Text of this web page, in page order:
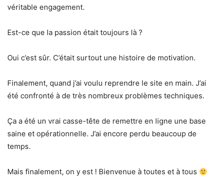
véritable engagement.
Est-ce que la passion était toujours là ?
Oui c’est sûr. C’était surtout une histoire de motivation.
Finalement, quand j’ai voulu reprendre le site en main. J’ai
été confronté à de très nombreux problèmes techniques.
Ça a été un vrai casse-tête de remettre en ligne une base
saine et opérationnelle. J’ai encore perdu beaucoup de
temps.
Mais finalement, on y est ! Bienvenue à toutes et à tous